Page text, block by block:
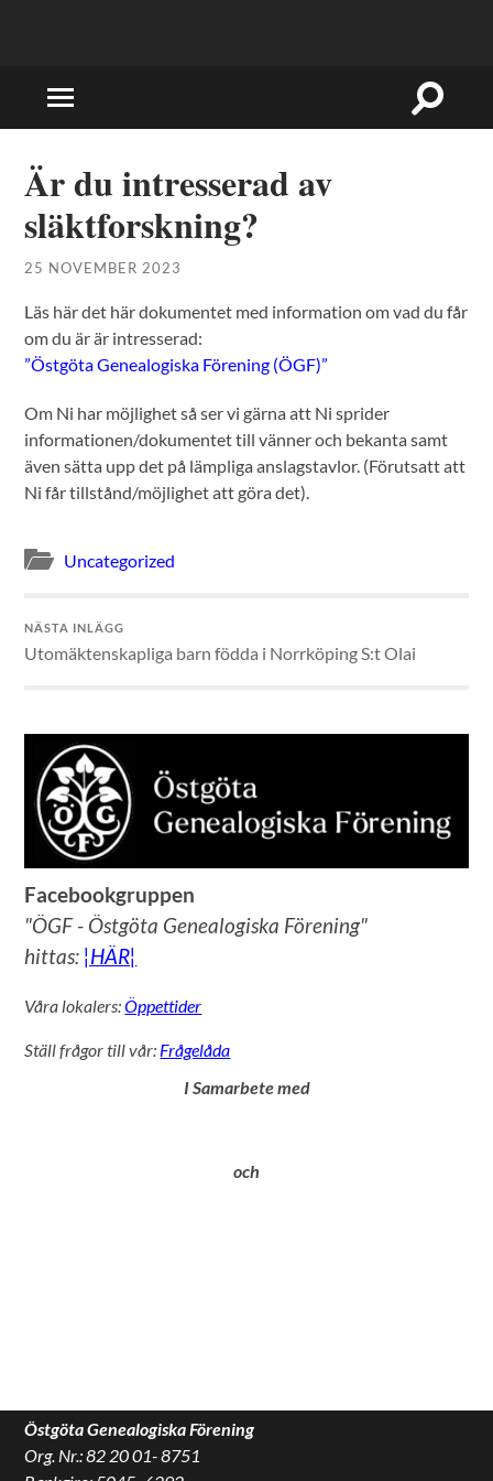
Slå
på/av
Slå
Är du intresserad av
släktforskning?
25 NOVEMBER 2023
Läs här det här dokumentet med information om vad du får
om du är är intresserad:
”Östgöta Genealogiska Förening (ÖGF)”
Om Ni har möjlighet så ser vi gärna att Ni sprider
informationen/dokumentet till vänner och bekanta samt
även sätta upp det på lämpliga anslagstavlor. (Förutsatt att
Ni får tillstånd/möjlighet att göra det).
Uncategorized
NÄSTA INLÄGG
Utomäktenskapliga barn födda i Norrköping S:t Olai
Facebookgruppen
"ÖGF - Östgöta Genealogiska Förening"
hittas: ¦HÄR¦
Våra lokalers:Öppettider
Ställ frågor till vår: Frågelåda
I Samarbete med
och
Östgöta Genealogiska Förening
Org. Nr.: 82 20 01- 8751